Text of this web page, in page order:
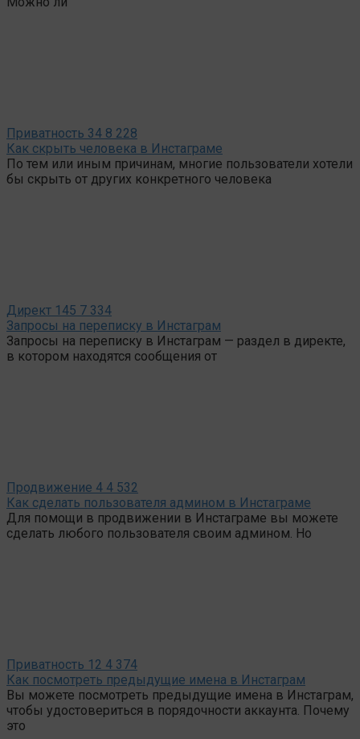
Приватность 34 8 228
Как скрыть человека в Инстаграме
По тем или иным причинам, многие пользователи хотели
бы скрыть от других конкретного человека
Директ 145 7 334
Запросы на переписку в Инстаграм
Запросы на переписку в Инстаграм — раздел в директе,
в котором находятся сообщения от
Продвижение 4 4 532
Как сделать пользователя админом в Инстаграме
Для помощи в продвижении в Инстаграме вы можете
сделать любого пользователя своим админом. Но
Приватность 12 4 374
Как посмотреть предыдущие имена в Инстаграм
Вы можете посмотреть предыдущие имена в Инстаграм,
чтобы удостовериться в порядочности аккаунта. Почему
это